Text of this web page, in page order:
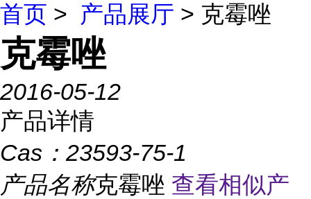
首页 > 产品展厅 > 克霉唑
克霉唑
2016-05-12
产品详情
Cas： 23593-75-1
产品名称克霉唑 查看相似产